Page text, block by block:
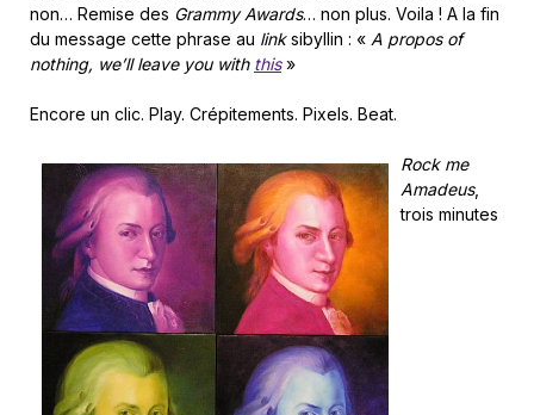
non… Remise des Grammy Awards… non plus. Voila ! A la fin
du message cette phrase au link sibyllin : « A propos of
nothing, we’ll leave you with this»
Encore un clic. Play. Crépitements. Pixels. Beat.
Rock me
Amadeus,
trois minutes